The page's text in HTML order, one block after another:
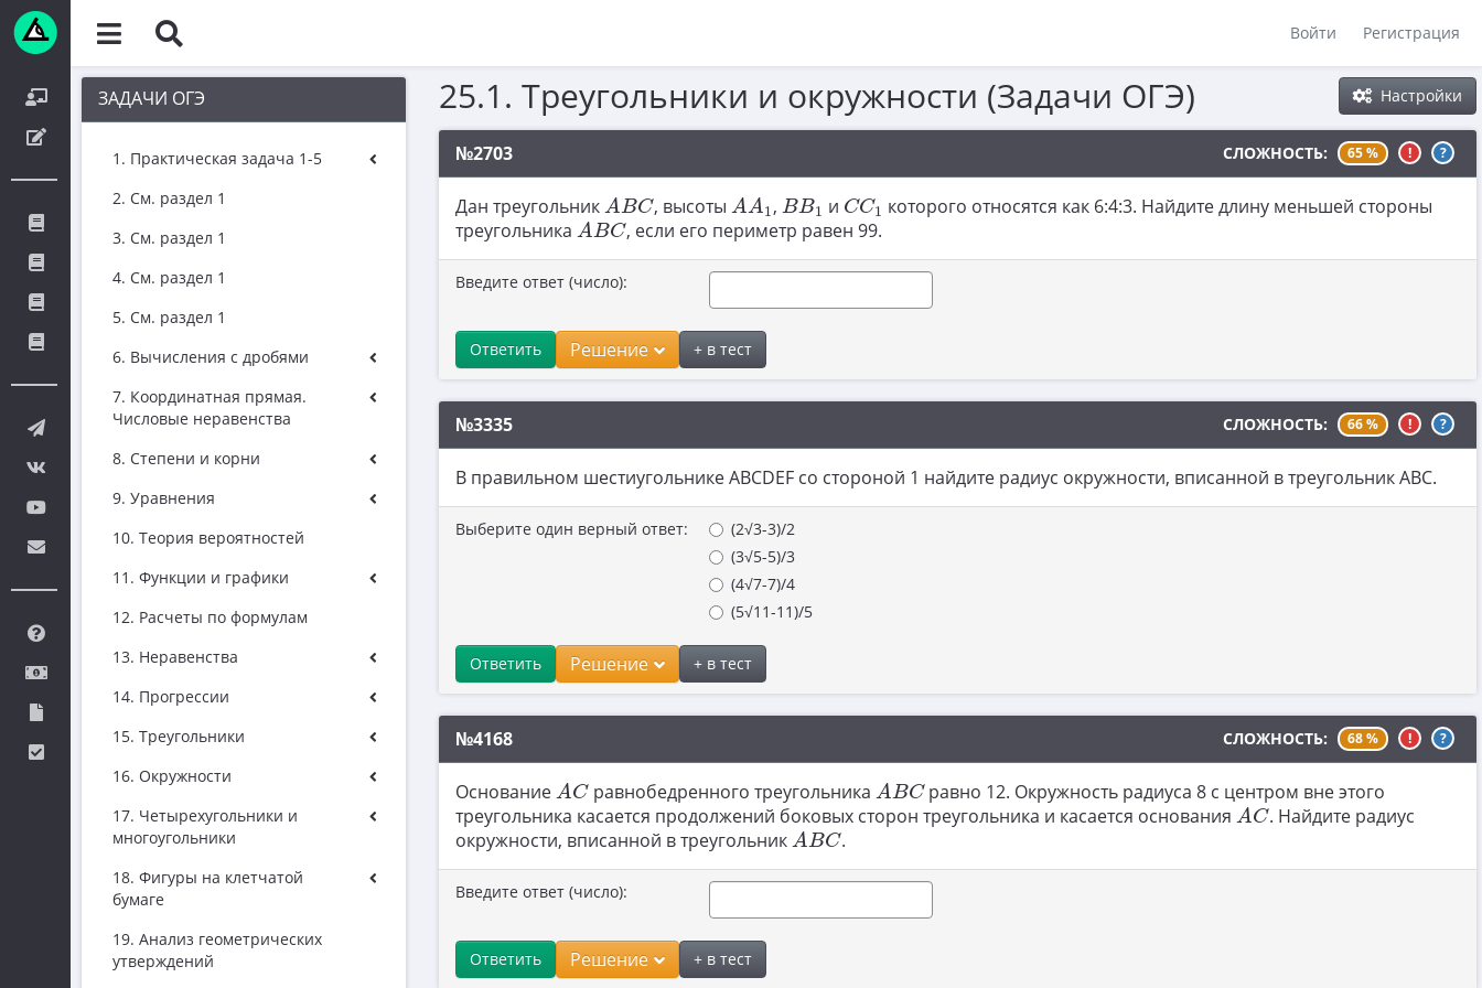
Войти Регистрация
ЗАДАЧИ ОГЭ
1. Практическая задача 1-5
2. См. раздел 1
3. См. раздел 1
4. См. раздел 1
5. См. раздел 1
6. Вычисления с дробями
7. Координатная прямая.
Числовые неравенства
8. Степени и корни
9. Уравнения
10. Теория вероятностей
11. Функции и графики
12. Расчеты по формулам
13. Неравенства
14. Прогрессии
15. Треугольники
16. Окружности
17. Четырехугольники и
многоугольники
18. Фигуры на клетчатой
бумаге
19. Анализ геометрических
утверждений
Настройки
25.1. Треугольники и окружности (Задачи ОГЭ)
№2703 СЛОЖНОСТЬ: 65 % ! ?
Дан треугольник ABC
ABC , высоты AA1
AA1 , BB1
BB1 и CC1
CC1 которого относятся как 6:4:3. Найдите длину меньшей стороны
треугольника ABC
ABC , если его периметр равен 99.
Введите ответ (число):
Ответить Решение + в тест
№3335 СЛОЖНОСТЬ: 66 % ! ?
В правильном шестиугольнике ABCDEF со стороной 1 найдите радиус окружности, вписанной в треугольник ABC.
Выберите один верный ответ:
(2√3-3)/2
(3√5-5)/3
(4√7-7)/4
(5√11-11)/5
Ответить Решение + в тест
№4168 СЛОЖНОСТЬ: 68 % ! ?
Основание AC
AC равнобедренного треугольника ABC
ABC равно 12. Окружность радиуса 8 с центром вне этого
треугольника касается продолжений боковых сторон треугольника и касается основания AC
AC . Найдите радиус
окружности, вписанной в треугольник ABC
ABC .
Введите ответ (число):
Ответить Решение + в тест